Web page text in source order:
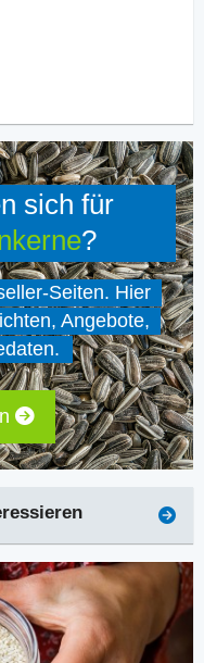
sich für
?
Seiten. Hier
Angebote,